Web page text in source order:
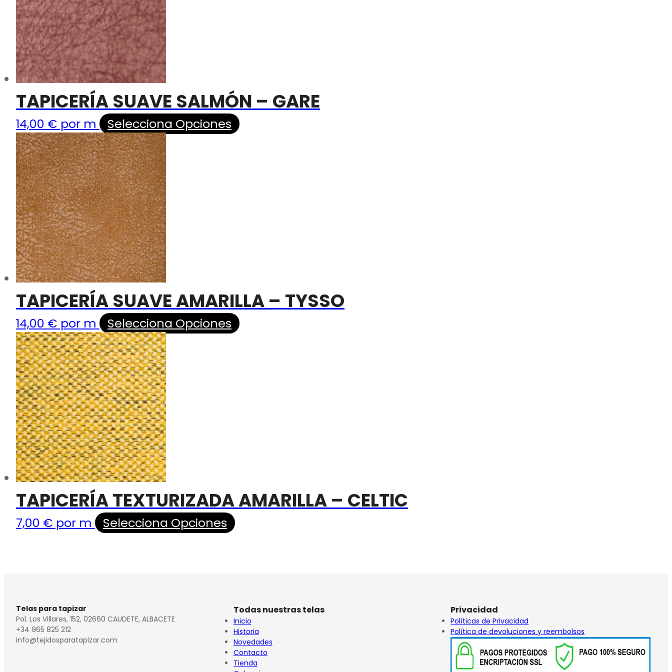
TAPICERÍA SUAVE SALMÓN – GARE
14,00 € por m Selecciona Opciones
TAPICERÍA SUAVE AMARILLA – TYSSO
14,00 € por m Selecciona Opciones
TAPICERÍA TEXTURIZADA AMARILLA – CELTIC
7,00 € por m Selecciona Opciones
Telas para tapizar
Pol. Los Villares, 152, 02660 CAUDETE, ALBACETE
+34 965 825 212
info@tejidosparatapizar.com
Todas nuestras telas
Inicio
Historia
Novedades
Contacto
Tienda
Privacidad
Políticas de Privacidad
Política de devoluciones y reembolsos